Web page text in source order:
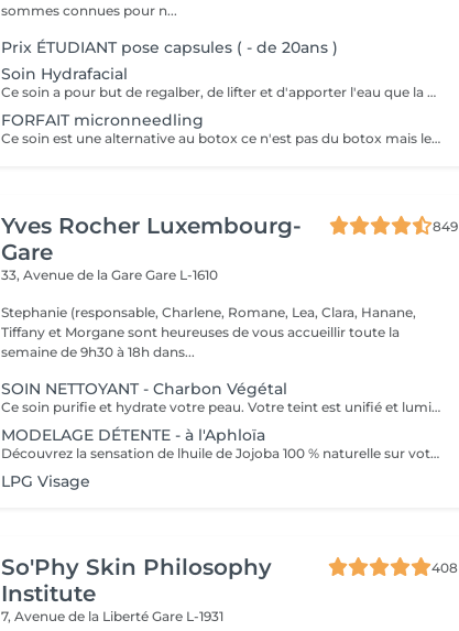
sommes connues pour n...
Prix ÉTUDIANT pose capsules ( - de 20ans )
Soin Hydrafacial
Ce soin a pour but de regalber, de lifter et d'apporter l'eau que la peau a besoin ! Chez nous, Ce soin est combiné avec la dermabrasion pour avoir de vrais résultats ! Il dure 1h30 N'hésitez pas à nous demander conseil à l'institut nous sommes à votre disposition :)
FORFAIT micronneedling
Ce soin est une alternative au botox ce n'est pas du botox mais les résultats sont incroyable votre peau est véritablement lissée ! un substrat de la toxine botulique. Agissant sur la contraction des muscles du visage, c'est une alternative connue au BOTOX
Yves Rocher Luxembourg-
Gare
849
33, Avenue de la GareGare L-1610
Stephanie (responsable, Charlene, Romane, Lea, Clara, Hanane,
Tiffany et Morgane sont heureuses de vous accueillir toute la
semaine de 9h30 à 18h dans...
SOIN NETTOYANT - Charbon Végétal
Ce soin purifie et hydrate votre peau. Votre teint est unifié et lumineux, grâce à l' alliance du Charbon Végétal et de l'édulis
MODELAGE DÉTENTE - à l'Aphloïa
Découvrez la sensation de lhuile de Jojoba 100 % naturelle sur votre peau. Nourrie, votre peau retrouve tout son confort. Libéré de ses tensions grâce aux mains habiles de notre esthéticienne, votre visage est détendu. Bénéfices : Nourrie, votre peau retrouve tout son confort.
LPG Visage
So'Phy Skin Philosophy
Institute
408
7, Avenue de la LibertéGare L-1931